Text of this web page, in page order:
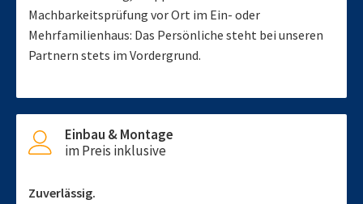
Machbarkeitsprüfung vor Ort im Ein- oder
Mehrfamilienhaus: Das Persönliche steht bei unseren
Partnern stets im Vordergrund.
Einbau & Montage
im Preis inklusive
Zuverlässig.